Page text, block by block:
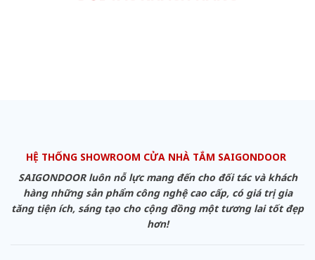
HỆ THỐNG SHOWROOM CỬA NHÀ TẮM SAIGONDOOR
SAIGONDOOR luôn nỗ lực mang đến cho đối tác và khách
hàng những sản phẩm công nghệ cao cấp, có giá trị gia
tăng tiện ích, sáng tạo cho cộng đồng một tương lai tốt đẹp
hơn!